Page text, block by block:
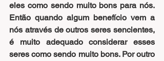
eles como sendo muito bons para nós.
Então quando algum benefício vem a
nós através de outros seres sencientes,
é muito adequado considerar esses
seres como sendo muito bons. Por outro